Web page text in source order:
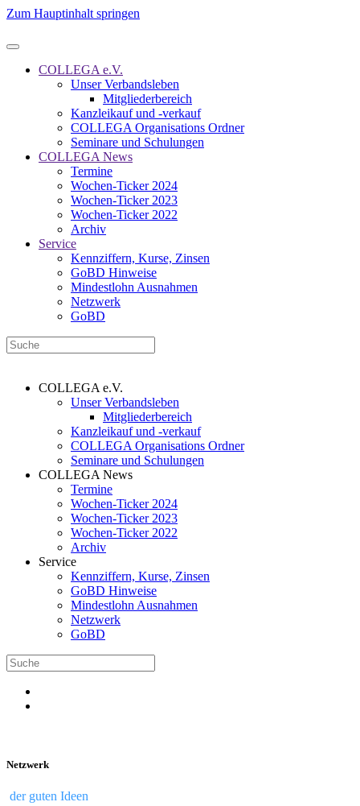
Zum Hauptinhalt springen
COLLEGA e.V.
Unser Verbandsleben
Mitgliederbereich
Kanzleikauf und -verkauf
COLLEGA Organisations Ordner
Seminare und Schulungen
COLLEGA News
Termine
Wochen-Ticker 2024
Wochen-Ticker 2023
Wochen-Ticker 2022
Archiv
Service
Kennziffern, Kurse, Zinsen
GoBD Hinweise
Mindestlohn Ausnahmen
Netzwerk
GoBD
COLLEGA e.V.
Unser Verbandsleben
Mitgliederbereich
Kanzleikauf und -verkauf
COLLEGA Organisations Ordner
Seminare und Schulungen
COLLEGA News
Termine
Wochen-Ticker 2024
Wochen-Ticker 2023
Wochen-Ticker 2022
Archiv
Service
Kennziffern, Kurse, Zinsen
GoBD Hinweise
Mindestlohn Ausnahmen
Netzwerk
GoBD
Netzwerk
der guten Ideen